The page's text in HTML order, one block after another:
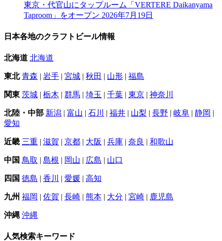
東京・代官山にタップルーム「VERTERE Daikanyama
Taproom」をオープン 2026年7月19日
日本各地のクラフトビール情報
北海道 北海道
東北 青森 | 岩手 | 宮城 | 秋田 | 山形 | 福島
関東 茨城 | 栃木 | 群馬 | 埼玉 | 千葉 | 東京 | 神奈川
北陸・中部 新潟 | 富山 | 石川 | 福井 | 山梨 | 長野 | 岐阜 | 静岡 |
愛知
近畿 三重 | 滋賀 | 京都 | 大阪 | 兵庫 | 奈良 | 和歌山
中国 鳥取 | 島根 | 岡山 | 広島 | 山口
四国 徳島 | 香川 | 愛媛 | 高知
九州 福岡 | 佐賀 | 長崎 | 熊本 | 大分 | 宮崎 | 鹿児島
沖縄 沖縄
人気検索キーワード